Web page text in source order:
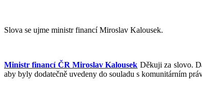
Slova se ujme ministr financí Miroslav Kalousek.
Ministr financí ČR Miroslav Kalousek Děkuji za slovo.
aby byly dodatečně uvedeny do souladu s komunitárním